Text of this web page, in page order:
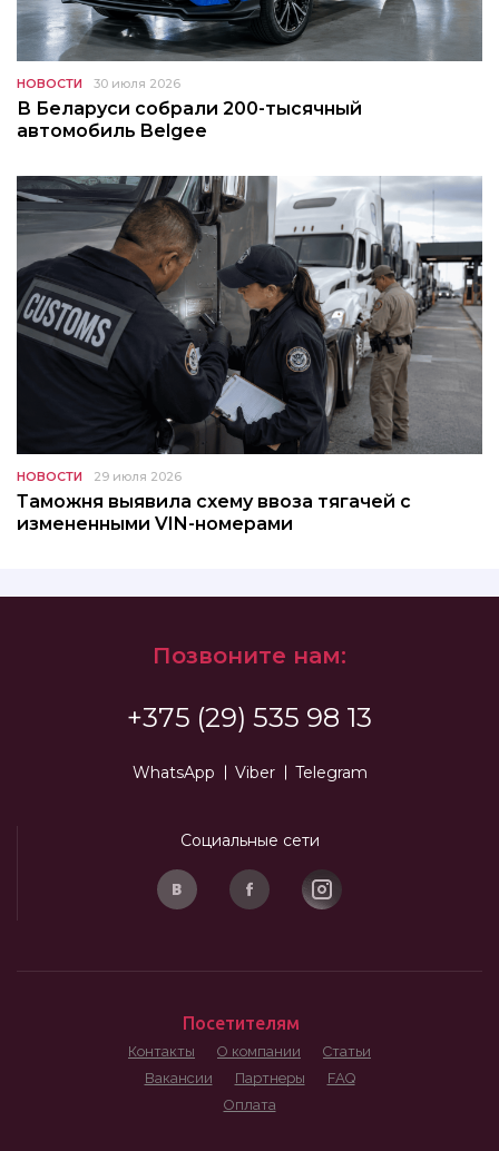
НОВОСТИ 30 июля 2026
В Беларуси собрали 200-тысячный
автомобиль Belgee
НОВОСТИ 29 июля 2026
Таможня выявила схему ввоза тягачей с
измененными VIN-номерами
Позвоните нам:
+375 (29) 535 98 13
WhatsApp Viber Telegram
Социальные сети
Посетителям
Контакты О компании
Статьи
Вакансии
Партнеры
FAQ
Оплата